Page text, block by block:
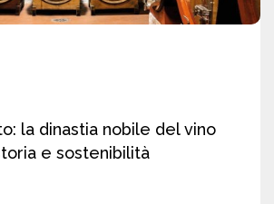
la dinastia nobile del vino
e sostenibilità